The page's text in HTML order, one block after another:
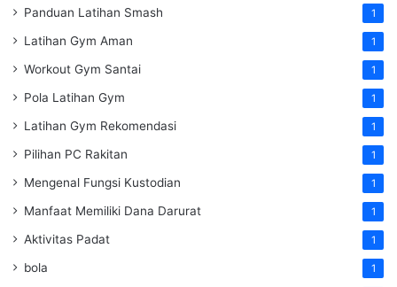
Panduan Latihan Smash 1
Latihan Gym Aman 1
Workout Gym Santai 1
Pola Latihan Gym 1
Latihan Gym Rekomendasi 1
Pilihan PC Rakitan 1
Mengenal Fungsi Kustodian 1
Manfaat Memiliki Dana Darurat 1
Aktivitas Padat 1
bola 1